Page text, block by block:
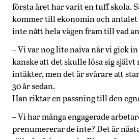
första året har varit en tuff skola.
kommer till ekonomin och
inte nått hela vägen fram till vad
– Vi var nog lite naiva när vi gick
kanske att det skulle lösa sig självt
intäkter, men det är svårare att
30 år sedan.
Han riktar en passning till den
– Vi har många engagerade
prenumererar de inte? Det är